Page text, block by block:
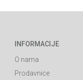
INFORMACIJE
O nama
Prodavnice